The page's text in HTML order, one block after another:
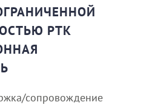
РТК
сопровождение